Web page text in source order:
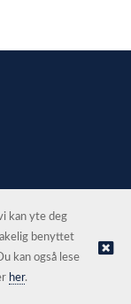
av Kréatif
kan yte deg
benyttet
kan også lese
her.